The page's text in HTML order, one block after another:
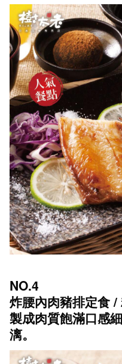
NO.4
炸腰內肉豬排定食 /
製成肉質飽滿口感
漓。